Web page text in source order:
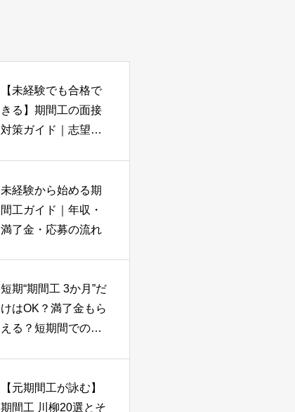
【未経験でも合格で
きる】期間工の面接
対策ガイド｜志望動
（実体験つき）
未経験から始める期
間工ガイド｜年収・
満了金・応募の流れ
短期“期間工 3か月”だ
けはOK？満了金もら
える？短期間での期
【元期間工が詠む】
期間工 川柳20選とそ